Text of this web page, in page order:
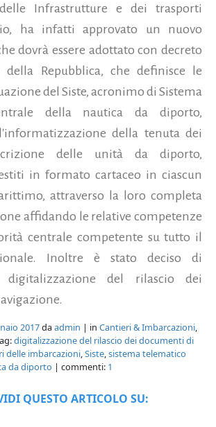
Infrastrutture e dei trasporti
ha infatti approvato un nuovo
dovrà essere adottato con decreto
della Repubblica, che definisce le
del Siste, acronimo di Sistema
della nautica da diporto,
della tenuta dei
delle unità da diporto,
in formato cartaceo in ciascun
attraverso la loro completa
affidando le relative competenze
centrale competente su tutto il
Inoltre è stato deciso di
del rilascio dei
2017daadmin | in Cantieri & Imbarcazioni,
digitalizzazione del rilascio dei documenti di
delle imbarcazioni,Siste,sistema telematico
da diporto | commenti: 1
QUESTO ARTICOLO SU: